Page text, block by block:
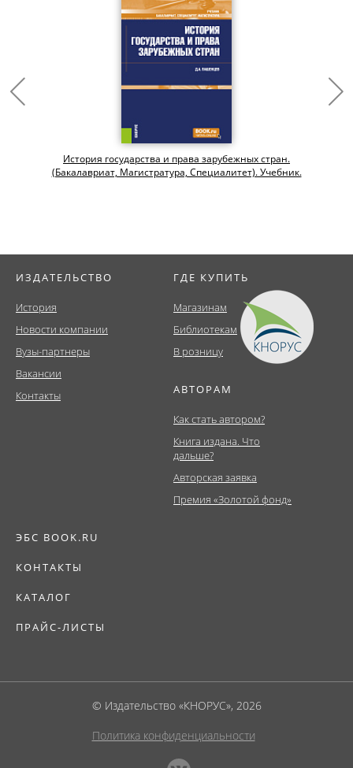
История государства и права зарубежных стран.
(Бакалавриат, Магистратура, Специалитет). Учебник.
ИЗДАТЕЛЬСТВО
История
Новости компании
Вузы-партнеры
Вакансии
Контакты
ГДЕ КУПИТЬ
Магазинам
Библиотекам
В розницу
АВТОРАМ
Как стать автором?
Книга издана. Что
дальше?
Авторская заявка
Премия «Золотой фонд»
ЭБС BOOK.RU
КОНТАКТЫ
КАТАЛОГ
ПРАЙС-ЛИСТЫ
© Издательство «КНОРУС», 2026
Политика конфиденциальности